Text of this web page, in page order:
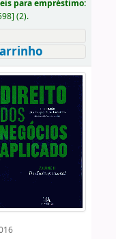
para empréstimo:
] (2).